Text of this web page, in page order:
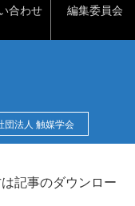
合わせ 編集委員会
団法人 触媒学会
記事のダウンロー